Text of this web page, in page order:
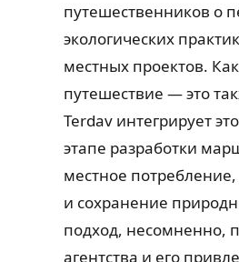
путешественников о
экологических
местных проектов.
путешествие — это
Terdav интегрирует
этапе разработки
местное
и сохранение
подход, несомненно,
агентства и его